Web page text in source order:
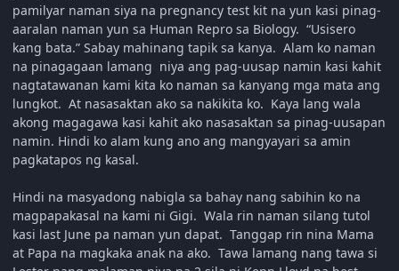
pamilyar naman siya na pregnancy test kit na yun kasi pinag-
aaralan naman yun sa Human Repro sa Biology. “Usisero
kang bata.” Sabay mahinang tapik sa kanya. Alam ko naman
na pinagagaan lamang niya ang pag-uusap namin kasi kahit
nagtatawanan kami kita ko naman sa kanyang mga mata ang
lungkot. At nasasaktan ako sa nakikita ko. Kaya lang wala
akong magagawa kasi kahit ako nasasaktan sa pinag-uusapan
namin. Hindi ko alam kung ano ang mangyayari sa amin
pagkatapos ng kasal.
Hindi na masyadong nabigla sa bahay nang sabihin ko na
magpapakasal na kami ni Gigi. Wala rin naman silang tutol
kasi last June pa naman yun dapat. Tanggap rin nina Mama
at Papa na magkaka anak na ako. Tawa lamang nang tawa si